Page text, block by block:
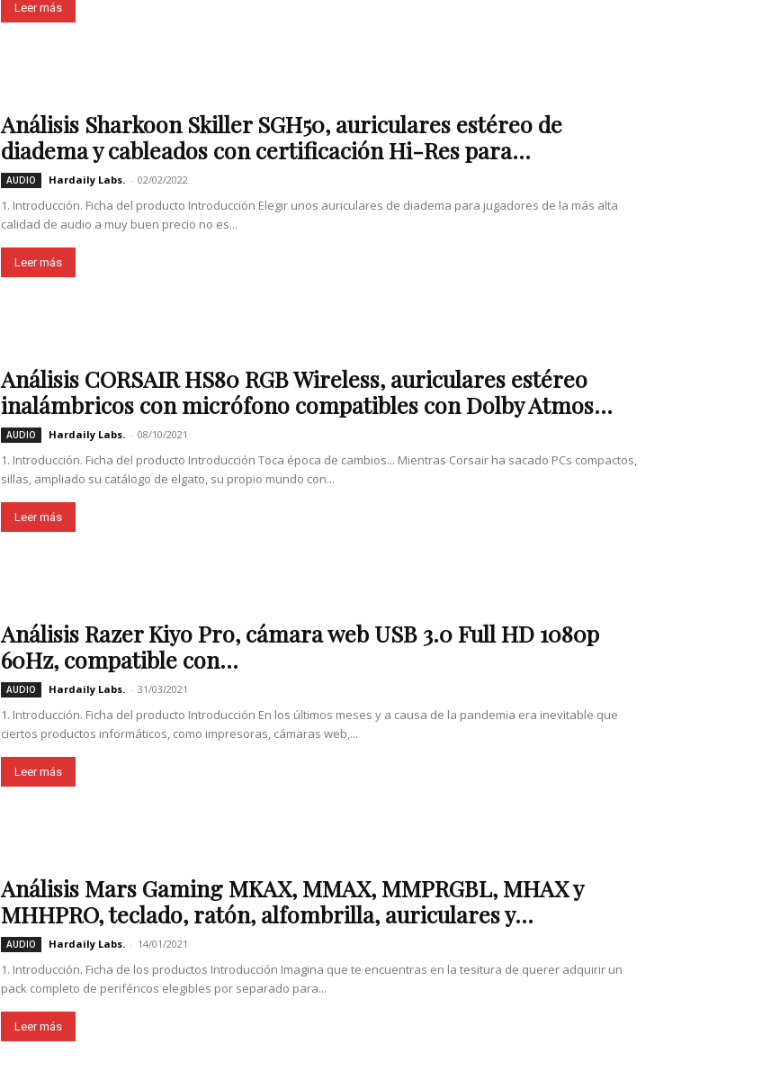
Leer más
Análisis Sharkoon Skiller SGH50, auriculares estéreo de
diadema y cableados con certificación Hi-Res para...
AUDIO Hardaily Labs. - 02/02/2022
1. Introducción. Ficha del producto Introducción Elegir unos auriculares de diadema para jugadores de la más alta
calidad de audio a muy buen precio no es...
Leer más
Análisis CORSAIR HS80 RGB Wireless, auriculares estéreo
inalámbricos con micrófono compatibles con Dolby Atmos...
AUDIO Hardaily Labs. - 08/10/2021
1. Introducción. Ficha del producto Introducción Toca época de cambios... Mientras Corsair ha sacado PCs compactos,
sillas, ampliado su catálogo de elgato, su propio mundo con...
Leer más
Análisis Razer Kiyo Pro, cámara web USB 3.0 Full HD 1080p
60Hz, compatible con...
AUDIO Hardaily Labs. - 31/03/2021
1. Introducción. Ficha del producto Introducción En los últimos meses y a causa de la pandemia era inevitable que
ciertos productos informáticos, como impresoras, cámaras web,...
Leer más
Análisis Mars Gaming MKAX, MMAX, MMPRGBL, MHAX y
MHHPRO, teclado, ratón, alfombrilla, auriculares y...
AUDIO Hardaily Labs. - 14/01/2021
1. Introducción. Ficha de los productos Introducción Imagina que te encuentras en la tesitura de querer adquirir un
pack completo de periféricos elegibles por separado para...
Leer más